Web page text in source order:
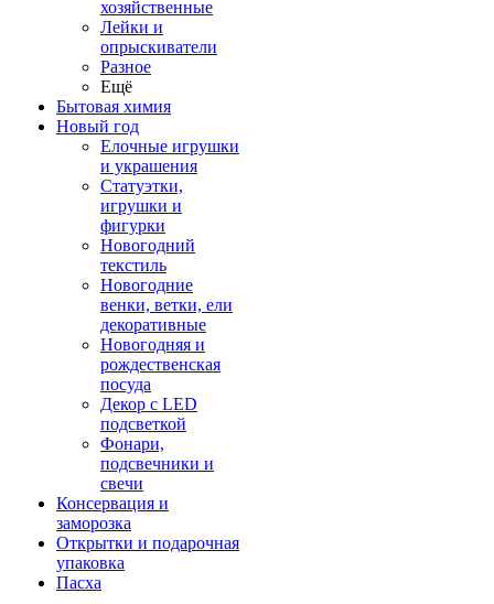
хозяйственные
Лейки и
опрыскиватели
Разное
Ещё
Бытовая химия
Новый год
Елочные игрушки
и украшения
Статуэтки,
игрушки и
фигурки
Новогодний
текстиль
Новогодние
венки, ветки, ели
декоративные
Новогодняя и
рождественская
посуда
Декор с LED
подсветкой
Фонари,
подсвечники и
свечи
Консервация и
заморозка
Открытки и подарочная
упаковка
Пасха